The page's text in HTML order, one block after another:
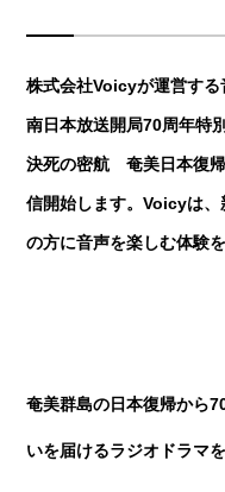
株式会社Voicyが運営す
南日本放送開局70周年特
決死の密航 奄美日本復
信開始します。Voicyは、
の方に音声を楽しむ体験
奄美群島の日本復帰から
いを届けるラジオドラマ